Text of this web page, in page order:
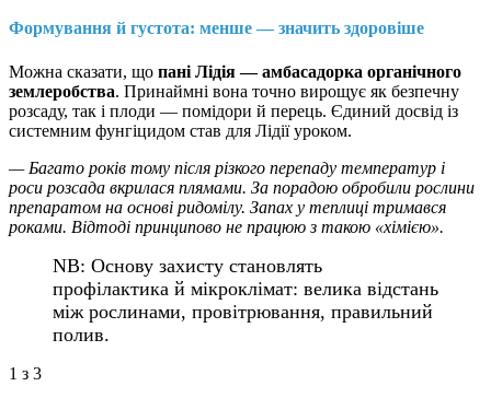
Формування й густота: менше — значить здоровіше
Можна сказати, що пані Лідія — амбасадорка органічного
землеробства. Принаймні вона точно вирощує як безпечну
розсаду, так і плоди — помідори й перець. Єдиний досвід із
системним фунгіцидом став для Лідії уроком.
— Багато років тому після різкого перепаду температур і
роси розсада вкрилася плямами. За порадою обробили рослини
препаратом на основі ридомілу. Запах у теплиці тримався
роками. Відтоді принципово не працюю з такою «хімією».
NB: Основу захисту становлять
профілактика й мікроклімат: велика відстань
між рослинами, провітрювання, правильний
полив.
1 з 3